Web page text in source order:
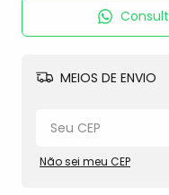
MEIOS DE ENVIO
Não sei meu CEP